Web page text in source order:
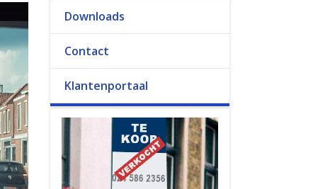
Downloads
Contact
Klantenportaal